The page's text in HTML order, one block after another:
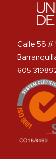
Calle 58 #
605